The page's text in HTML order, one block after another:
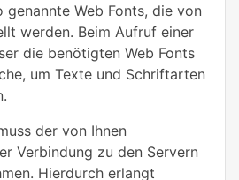
Web Fonts, die von
werden. Beim Aufruf einer
die benötigten Web Fonts
um Texte und Schriftarten
der von Ihnen
Verbindung zu den Servern
Hierdurch erlangt